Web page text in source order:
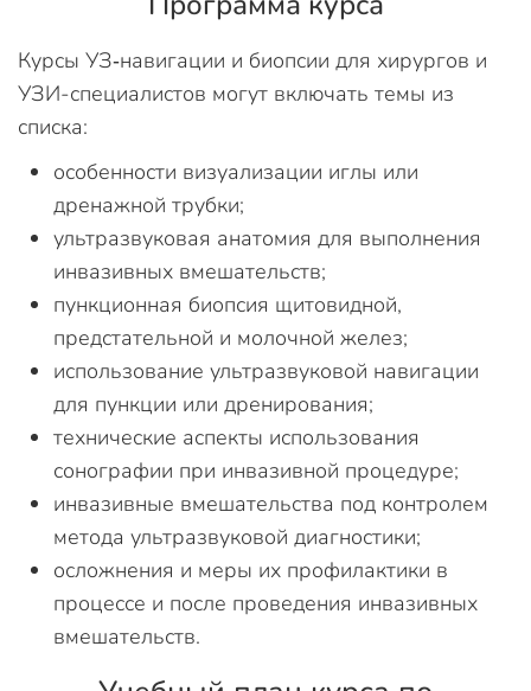
Курсы УЗ‑навигации и биопсии для хирургов и
УЗИ-специалистов могут включать темы из
списка:
особенности визуализации иглы или
дренажной трубки;
ультразвуковая анатомия для выполнения
инвазивных вмешательств;
пункционная биопсия щитовидной,
предстательной и молочной желез;
использование ультразвуковой навигации
для пункции или дренирования;
технические аспекты использования
сонографии при инвазивной процедуре;
инвазивные вмешательства под контролем
метода ультразвуковой диагностики;
осложнения и меры их профилактики в
процессе и после проведения инвазивных
вмешательств.